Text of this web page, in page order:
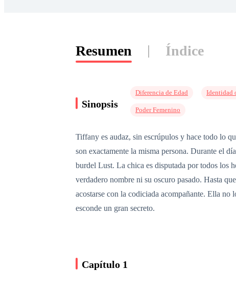
Resumen Índice
Sinopsis
Diferencia de Edad Identidad
Poder Femenino
Tiffany es audaz, sin escrúpulos y hace todo lo
son exactamente la misma persona. Durante el
burdel Lust. La chica es disputada por todos los
verdadero nombre ni su oscuro pasado. Hasta
acostarse con la codiciada acompañante. Ella no
esconde un gran secreto.
Capítulo 1